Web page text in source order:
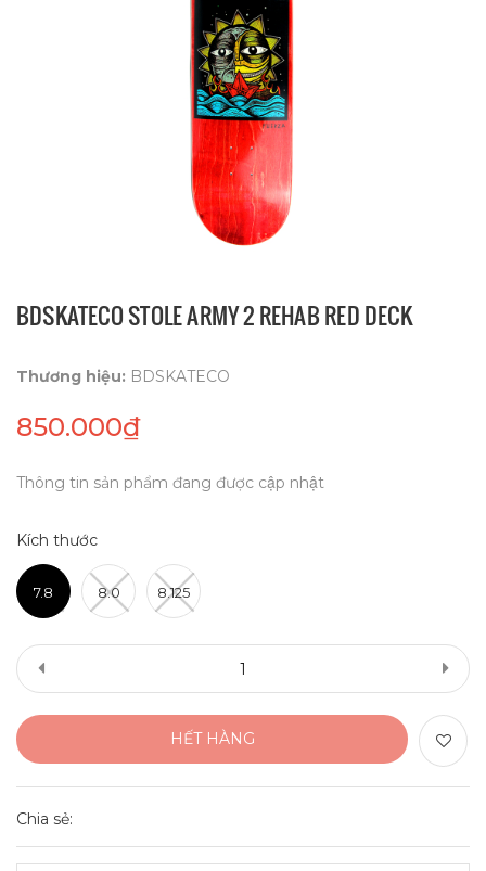
BDSKATECO STOLE ARMY 2 REHAB RED DECK
Thương hiệu: BDSKATECO
850.000₫
Thông tin sản phẩm đang được cập nhật
Kích thước
7.8 8.0 8.125
HẾT HÀNG
Chia sẻ: